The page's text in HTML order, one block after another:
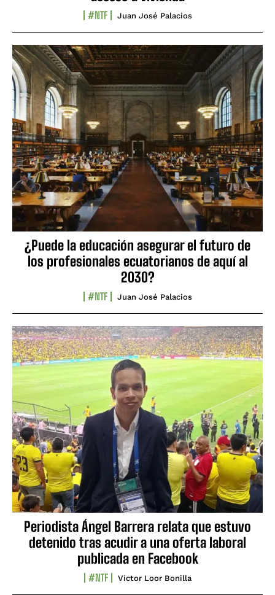
#NTF Juan José Palacios
¿Puede la educación asegurar el futuro de
los profesionales ecuatorianos de aquí al
2030?
#NTF Juan José Palacios
Periodista Ángel Barrera relata que estuvo
detenido tras acudir a una oferta laboral
publicada en Facebook
#NTF Víctor Loor Bonilla